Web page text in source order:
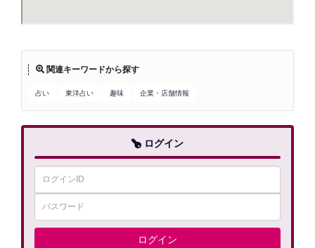
関連キーワードから探す
占い 東洋占い 趣味 企業・店舗情報
ログイン
ログイン